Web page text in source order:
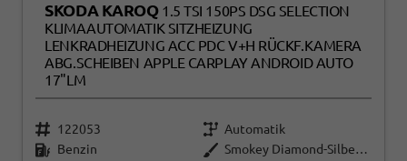
SKODA KAROQ 1.5 TSI 150PS DSG SELECTION
KLIMAAUTOMATIK SITZHEIZUNG
LENKRADHEIZUNG ACC PDC V+H RÜCKF.KAMERA
ABG.SCHEIBEN APPLE CARPLAY ANDROID AUTO
17"LM
122053
Automatik
Benzin
Smokey Diamond-Silber Metallic